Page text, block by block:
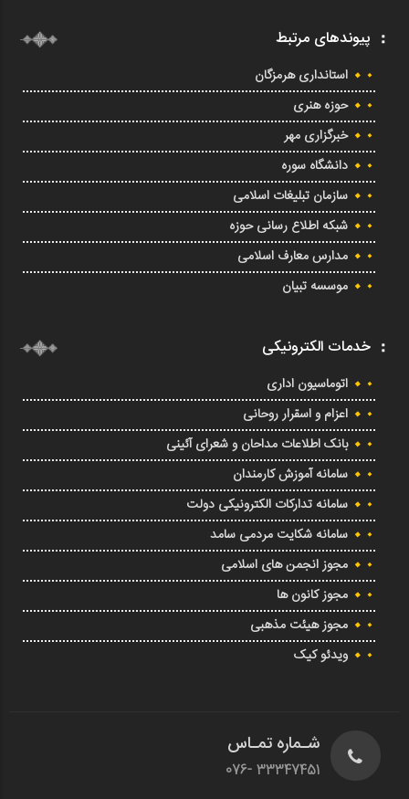
پیوندهای مرتبط
استانداری هرمزگان
حوزه هنری
خبرگزاری مهر
دانشگاه سوره
سازمان تبلیغات اسلامی
شبکه اطلاع رسانی حوزه
مدارس معارف اسلامی
موسسه تبیان
خدمات الکترونیکی
اتوماسیون اداری
اعزام و اسقرار روحانی
بانک اطلاعات مداحان و شعرای آئینی
سامانه آموزش کارمندان
سامانه تدارکات الکترونیکی دولت
سامانه شکایت مردمی سامد
مجوز انجمن های اسلامی
مجوز کانون ها
مجوز هیئت مذهبی
ویدئو کیک
شـماره تمـاس
33347451 -076